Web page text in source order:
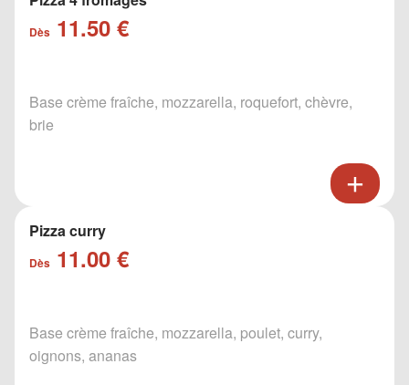
Dès 11.50 €
Base crème fraîche, mozzarella, roquefort, chèvre,
brie
Pizza curry
Dès 11.00 €
Base crème fraîche, mozzarella, poulet, curry,
oignons, ananas